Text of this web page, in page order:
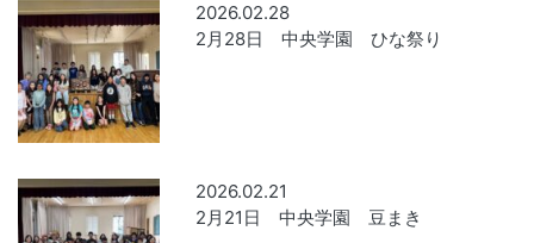
2026.02.28
2月28日 中央学園 ひな祭り
2026.02.21
2月21日 中央学園 豆まき